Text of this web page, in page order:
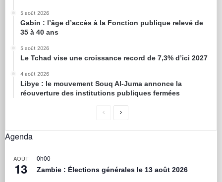
5 août 2026
Gabin : l’âge d’accès à la Fonction publique relevé de
35 à 40 ans
5 août 2026
Le Tchad vise une croissance record de 7,3% d’ici 2027
4 août 2026
Libye : le mouvement Souq Al-Juma annonce la
réouverture des institutions publiques fermées
Agenda
AOÛT
13
0h00
Zambie : Élections générales le 13 août 2026